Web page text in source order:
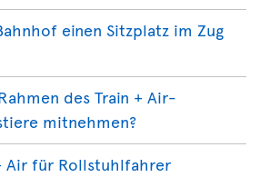
einen Sitzplatz im Zug
des Train + Air-
mitnehmen?
Air für Rollstuhlfahrer